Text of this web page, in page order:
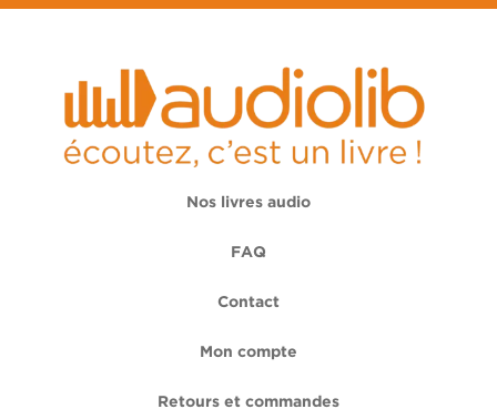
Nos livres audio
FAQ
Contact
Mon compte
Retours et commandes